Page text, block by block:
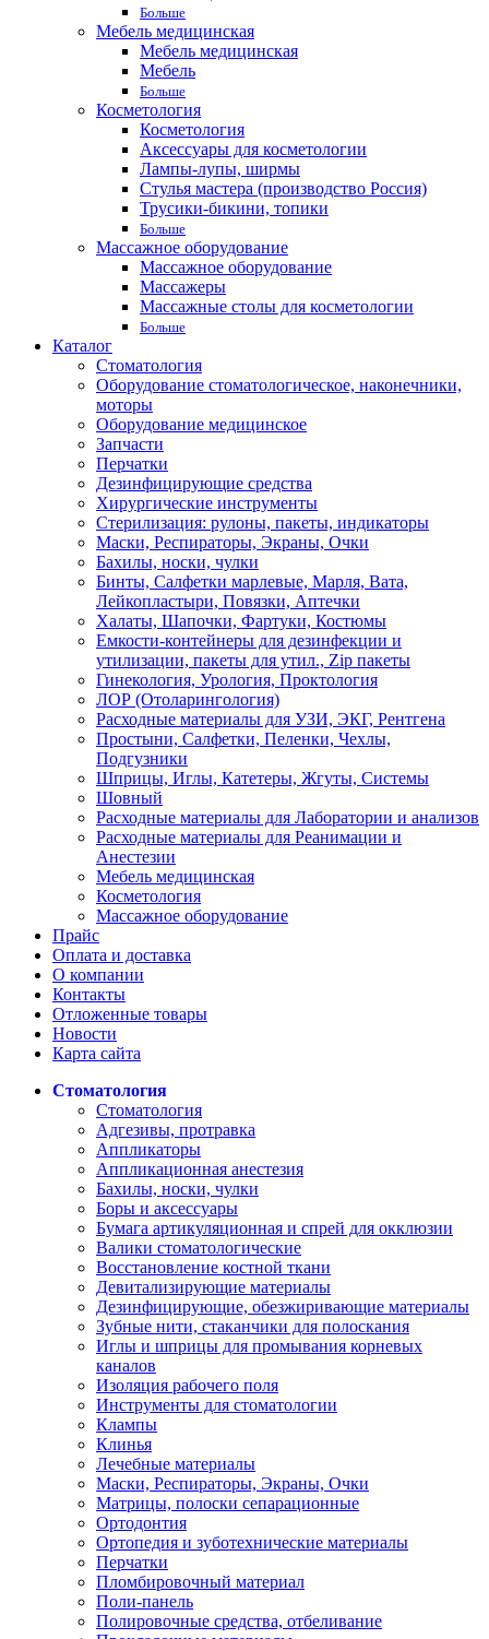
Больше
Мебель медицинская
Мебель медицинская
Мебель
Больше
Косметология
Косметология
Аксессуары для косметологии
Лампы-лупы, ширмы
Стулья мастера (производство Россия)
Трусики-бикини, топики
Больше
Массажное оборудование
Массажное оборудование
Массажеры
Массажные столы для косметологии
Больше
Каталог
Стоматология
Оборудование стоматологическое, наконечники,
моторы
Оборудование медицинское
Запчасти
Перчатки
Дезинфицирующие средства
Хирургические инструменты
Стерилизация: рулоны, пакеты, индикаторы
Маски, Респираторы, Экраны, Очки
Бахилы, носки, чулки
Бинты, Салфетки марлевые, Марля, Вата,
Лейкопластыри, Повязки, Аптечки
Халаты, Шапочки, Фартуки, Костюмы
Емкости-контейнеры для дезинфекции и
утилизации, пакеты для утил., Zip пакеты
Гинекология, Урология, Проктология
ЛОР (Отоларингология)
Расходные материалы для УЗИ, ЭКГ, Рентгена
Простыни, Салфетки, Пеленки, Чехлы,
Подгузники
Шприцы, Иглы, Катетеры, Жгуты, Системы
Шовный
Расходные материалы для Лаборатории и анализов
Расходные материалы для Реанимации и
Анестезии
Мебель медицинская
Косметология
Массажное оборудование
Прайс
Оплата и доставка
О компании
Контакты
Отложенные товары
Новости
Карта сайта
Стоматология
Стоматология
Адгезивы, протравка
Аппликаторы
Аппликационная анестезия
Бахилы, носки, чулки
Боры и аксессуары
Бумага артикуляционная и спрей для окклюзии
Валики стоматологические
Восстановление костной ткани
Девитализирующие материалы
Дезинфицирующие, обезжиривающие материалы
Зубные нити, стаканчики для полоскания
Иглы и шприцы для промывания корневых
каналов
Изоляция рабочего поля
Инструменты для стоматологии
Клампы
Клинья
Лечебные материалы
Маски, Респираторы, Экраны, Очки
Матрицы, полоски сепарационные
Ортодонтия
Ортопедия и зуботехнические материалы
Перчатки
Пломбировочный материал
Поли-панель
Полировочные средства, отбеливание